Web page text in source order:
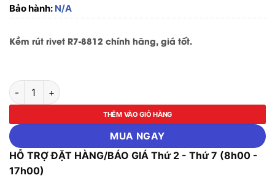
Bảo hành: N/A
Kềm rút rivet R7-8812 chính hãng, giá tốt.
Kềm rút rivet R7-8812 số lượng
THÊM VÀO GIỎ HÀNG
MUA NGAY
HỖ TRỢ ĐẶT HÀNG/BÁO GIÁ Thứ 2 - Thứ 7 (8h00 -
17h00)